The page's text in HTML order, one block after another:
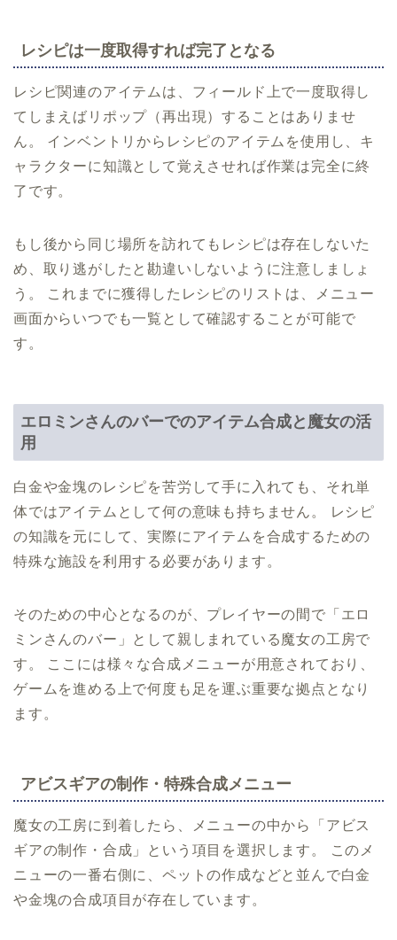
レシピは一度取得すれば完了となる
レシピ関連のアイテムは、フィールド上で一度取得し
てしまえばリポップ（再出現）することはありませ
ん。 インベントリからレシピのアイテムを使用し、キ
ャラクターに知識として覚えさせれば作業は完全に終
了です。
もし後から同じ場所を訪れてもレシピは存在しないた
め、取り逃がしたと勘違いしないように注意しましょ
う。 これまでに獲得したレシピのリストは、メニュー
画面からいつでも一覧として確認することが可能で
す。
エロミンさんのバーでのアイテム合成と魔女の活
用
白金や金塊のレシピを苦労して手に入れても、それ単
体ではアイテムとして何の意味も持ちません。 レシピ
の知識を元にして、実際にアイテムを合成するための
特殊な施設を利用する必要があります。
そのための中心となるのが、プレイヤーの間で「エロ
ミンさんのバー」として親しまれている魔女の工房で
す。 ここには様々な合成メニューが用意されており、
ゲームを進める上で何度も足を運ぶ重要な拠点となり
ます。
アビスギアの制作・特殊合成メニュー
魔女の工房に到着したら、メニューの中から「アビス
ギアの制作・合成」という項目を選択します。 このメ
ニューの一番右側に、ペットの作成などと並んで白金
や金塊の合成項目が存在しています。